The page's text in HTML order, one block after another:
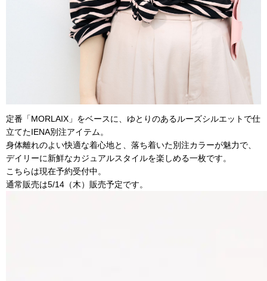
定番「MORLAIX」をベースに、ゆとりのあるルーズシルエットで仕
立てたIENA別注アイテム。
身体離れのよい快適な着心地と、落ち着いた別注カラーが魅力で、
デイリーに新鮮なカジュアルスタイルを楽しめる一枚です。
こちらは現在予約受付中。
通常販売は5/14（木）販売予定です。